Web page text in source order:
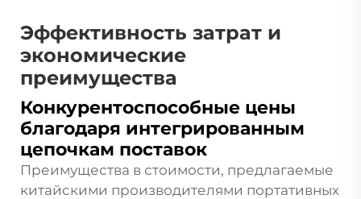
Эффективность затрат и
экономические
преимущества
Конкурентоспособные цены
благодаря интегрированным
цепочкам поставок
Преимущества в стоимости, предлагаемые
китайскими производителями портативных